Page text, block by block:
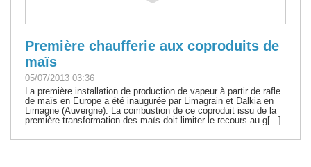
Première chaufferie aux coproduits de
maïs
05/07/2013 03:36
La première installation de production de vapeur à partir de rafle
de maïs en Europe a été inaugurée par Limagrain et Dalkia en
Limagne (Auvergne). La combustion de ce coproduit issu de la
première transformation des maïs doit limiter le recours au g[...]